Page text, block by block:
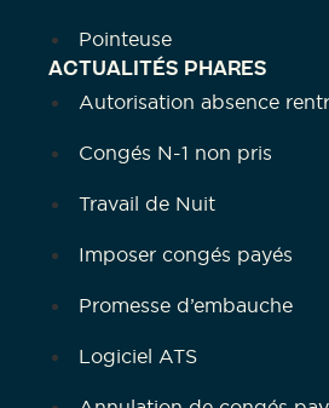
Pointeuse
ACTUALITÉS PHARES
Autorisation absence
Congés N-1 non pris
Travail de Nuit
Imposer congés payés
Promesse d’embauche
Logiciel ATS